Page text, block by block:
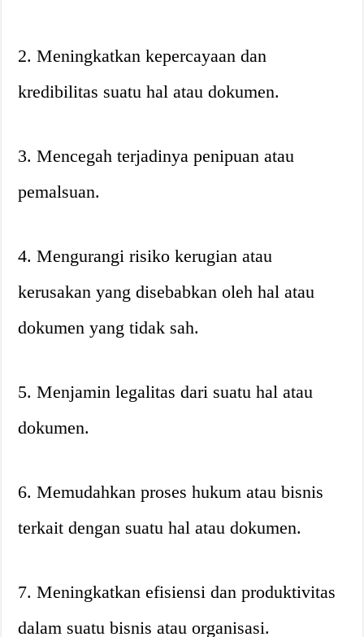
2. Meningkatkan kepercayaan dan
kredibilitas suatu hal atau dokumen.
3. Mencegah terjadinya penipuan atau
pemalsuan.
4. Mengurangi risiko kerugian atau
kerusakan yang disebabkan oleh hal atau
dokumen yang tidak sah.
5. Menjamin legalitas dari suatu hal atau
dokumen.
6. Memudahkan proses hukum atau bisnis
terkait dengan suatu hal atau dokumen.
7. Meningkatkan efisiensi dan produktivitas
dalam suatu bisnis atau organisasi.